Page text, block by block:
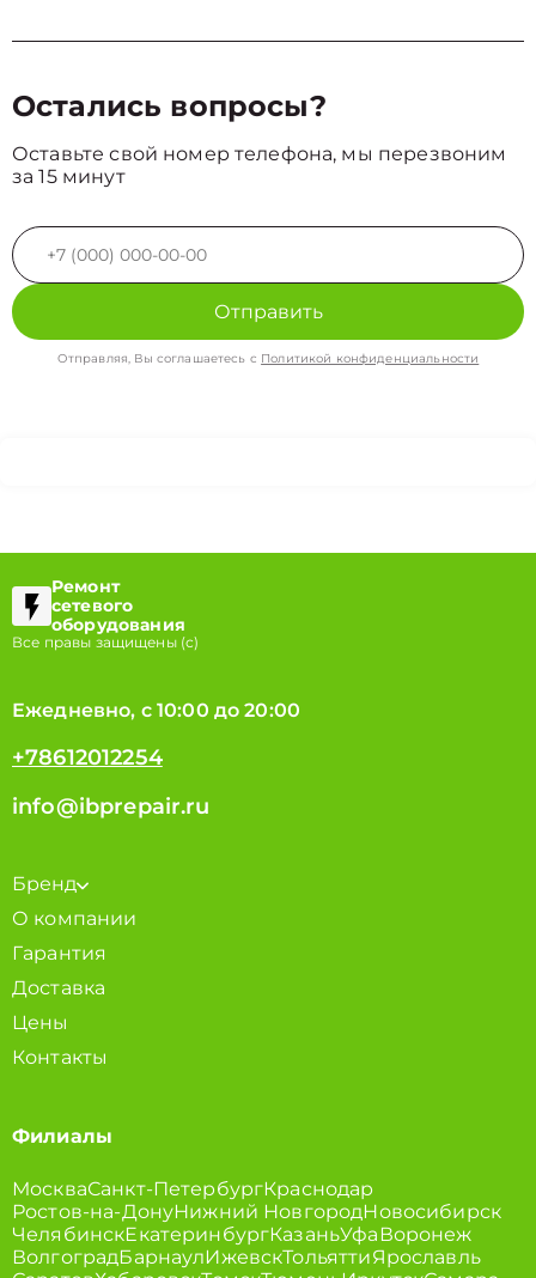
Остались вопросы?
Оставьте свой номер телефона, мы перезвоним
за 15 минут
Отправить
Отправляя, Вы соглашаетесь с Политикой конфиденциальности
Ремонт
сетевого
оборудования
Все правы защищены (с)
Ежедневно, с 10:00 до 20:00
+78612012254
info@ibprepair.ru
Бренд
О компании
Гарантия
Доставка
Цены
Контакты
Филиалы
МоскваСанкт-ПетербургКраснодар
Ростов-на-ДонуНижний НовгородНовосибирск
ЧелябинскЕкатеринбургКазаньУфаВоронеж
ВолгоградБарнаулИжевскТольяттиЯрославль